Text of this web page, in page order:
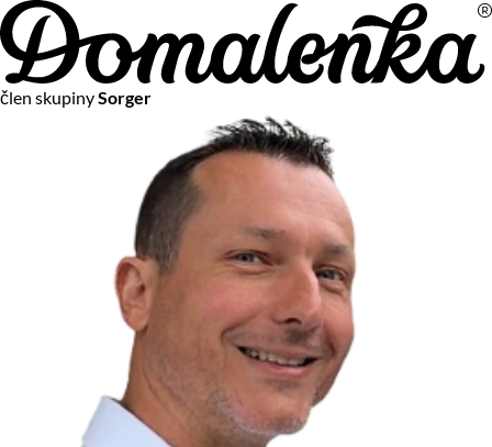
člen skupinySorger
Na vašom súkromí nám záleží
Chceme vám neustále poskytovať tie najlepšie služby.
Vzhľadom k platnej legislatíve od vás ale potrebujeme súhlas
s používaním súborov cookies.
Viac o personalizácii a meraní
Aby sme vedeli, čo sa deje na webových stránkach a aby sme
vám mohli prispôsobiť ponuky na mieru či reklamu,
používame cookies a taktiežslužby spoločnosti Google
Čo sú cookies?
Cookies sú malé textové súbory, ktoré môžu byť používané
webovými stránkami, aby zefektívnili používateľský zážitok.
Vďaka cookies vám môžeme ponúkať služby podľa toho, čo
naozaj hľadáte a chcete nájsť.
Kedykoľvek sa môžete slobodne rozhodnúť, ktoré typy